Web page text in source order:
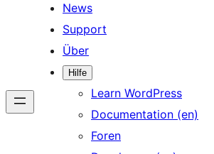
News
Support
Über
Hilfe
Learn WordPress
Documentation (en)
Foren